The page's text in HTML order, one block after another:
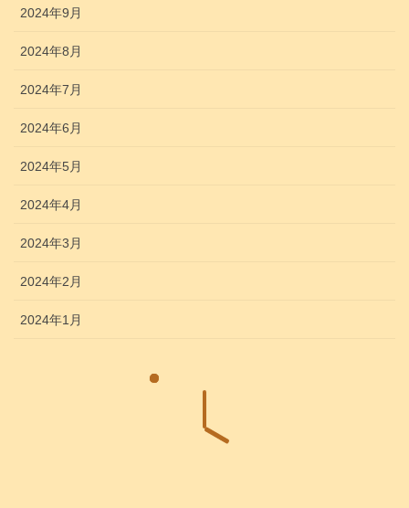
2024年9月
2024年8月
2024年7月
2024年6月
2024年5月
2024年4月
2024年3月
2024年2月
2024年1月